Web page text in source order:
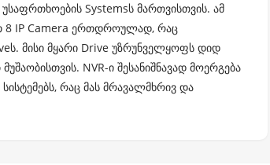
Systemsს მართვისთვის. ამ
8 IP Camera ერთდროულად, რაც
მისი მყარი Drive უზრუნველყოფს დიდ
NVR-ი შესანიშნავად მოერგება
რაც მას მრავალმხრივ და